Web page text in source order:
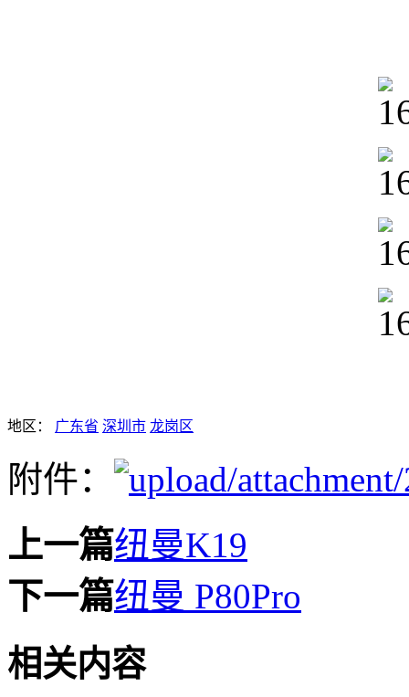
地区： 广东省 深圳市 龙岗区
附件：
上一篇纽曼K19
下一篇纽曼 P80Pro
相关内容